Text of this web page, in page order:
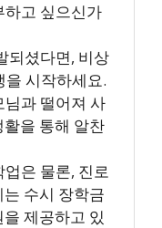
하고 싶으신가
되셨다면, 비상
시작하세요.
과 떨어져 사
을 통해 알찬
은 물론, 진로
수시 장학금
제공하고 있